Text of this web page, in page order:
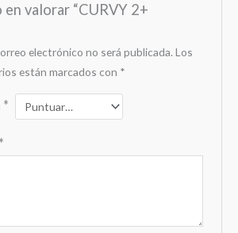
valorar “CURVY 2+
electrónico no será publicada. Los
están marcados con *
*
*